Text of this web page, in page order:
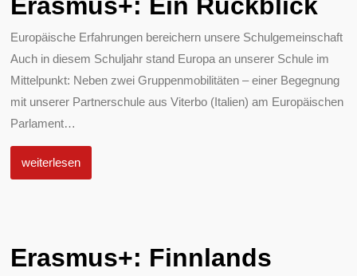
Europäische Erfahrungen bereichern unsere Schulgemeinschaft
Auch in diesem Schuljahr stand Europa an unserer Schule im
Mittelpunkt: Neben zwei Gruppenmobilitäten – einer Begegnung
mit unserer Partnerschule aus Viterbo (Italien) am Europäischen
Parlament…
weiterlesen
Erasmus+: Finnlands